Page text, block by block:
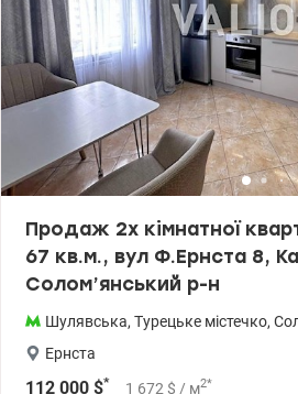
Продаж 2х кімнатної
67 кв.м., вул Ф.Ернста 8,
Солом’янський р-н
Шулявська, Турецьке містечко,
Ернста
112 000 $* 1 672 $ / м2*